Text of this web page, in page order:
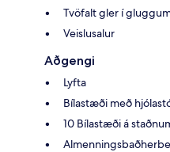
Tvöfalt gler í
Veislusalur
Aðgengi
Lyfta
Bílastæði með
10 Bílastæði á